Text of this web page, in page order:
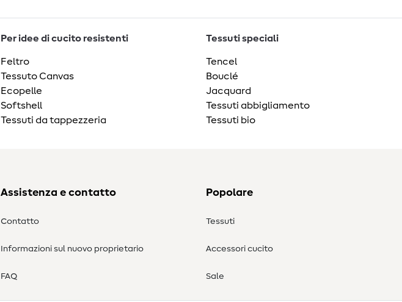
Per idee di cucito resistenti
Feltro
Tessuto Canvas
Ecopelle
Softshell
Tessuti da tappezzeria
Tessuti speciali
Tencel
Bouclé
Jacquard
Tessuti abbigliamento
Tessuti bio
Assistenza e contatto
Contatto
Informazioni sul nuovo proprietario
FAQ
Popolare
Tessuti
Accessori cucito
Sale